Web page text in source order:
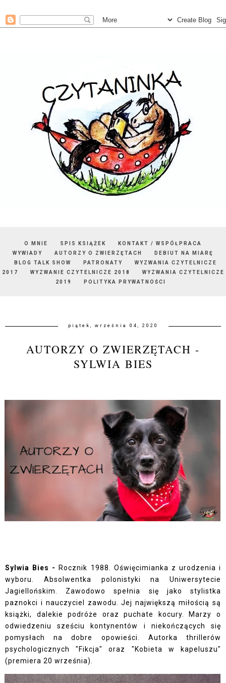
O MNIE SPIS KSIĄŻEK
KONTAKT / WSPÓŁPRACA
WYWIADY
AUTORZY O ZWIERZĘTACH
DEBIUT NA MIARĘ
BLOG TALK SHOW
PATRONATY
WYZWANIA CZYTELNICZE
2017
WYZWANIE CZYTELNICZE 2018
WYZWANIA CZYTELNICZE
2019
POLITYKA PRYWATNOŚCI
piątek, września 04, 2020
AUTORZY O ZWIERZĘTACH -
SYLWIA BIES
Sylwia Bies -
Rocznik 1988. Oświęcimianka z urodzenia i
wyboru. Absolwentka polonistyki na Uniwersytecie
Jagiellońskim. Zawodowo spełnia się jako stylistka
paznokci i nauczyciel zawodu. Jej największą miłością są
książki, dalekie podróże oraz puchate kocury. Marzy o
odwiedzeniu sześciu kontynentów i niekończących się
pomysłach na dobre opowieści. Autorka thrillerów
psychologicznych "Fikcja" oraz "Kobieta w kapeluszu"
(premiera 20 września).